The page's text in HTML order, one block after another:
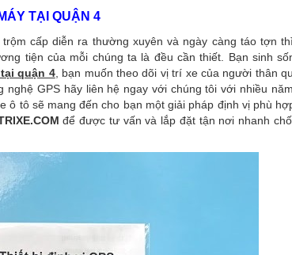
TẠI QUẬN 4
cấp diễn ra thường xuyên và ngày càng táo tợn
tiện của mỗi chúng ta là đều cần thiết. Bạn sinh
quận 4, bạn muốn theo dõi vị trí xe của người thân
GPS hãy liên hệ ngay với chúng tôi với nhiều
ô tô sẽ mang đến cho bạn một giải pháp định vị phù
để được tư vấn và lắp đặt tận nơi nhanh